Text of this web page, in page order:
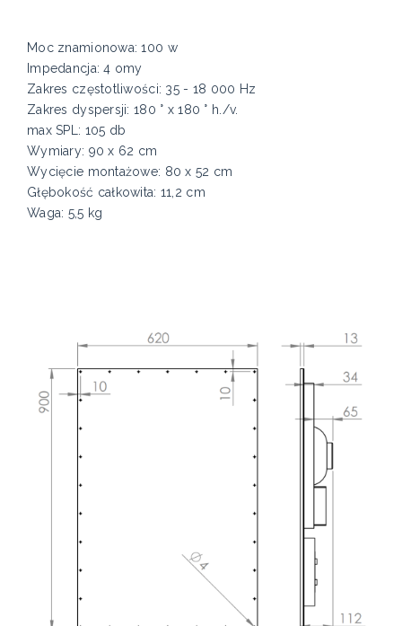
Moc znamionowa: 100 w
Impedancja: 4 omy
Zakres częstotliwości: 35 - 18 000 Hz
Zakres dyspersji: 180 ° x 180 ° h./v.
max SPL: 105 db
Wymiary: 90 x 62 cm
Wycięcie montażowe: 80 x 52 cm
Głębokość całkowita: 11,2 cm
Waga: 5,5 kg